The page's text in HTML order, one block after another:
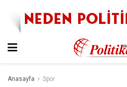
Anasayfa Spor